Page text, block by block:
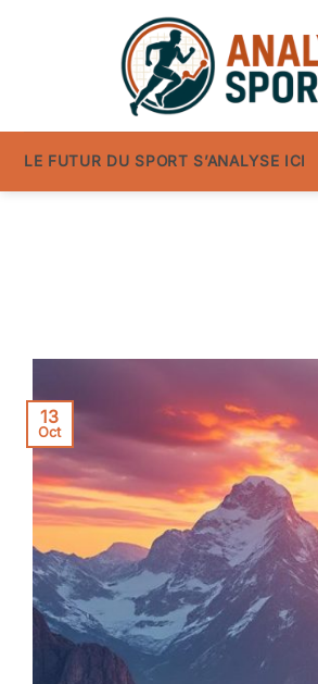
LE FUTUR DU SPORT S’ANALYSE ICI
13
Oct